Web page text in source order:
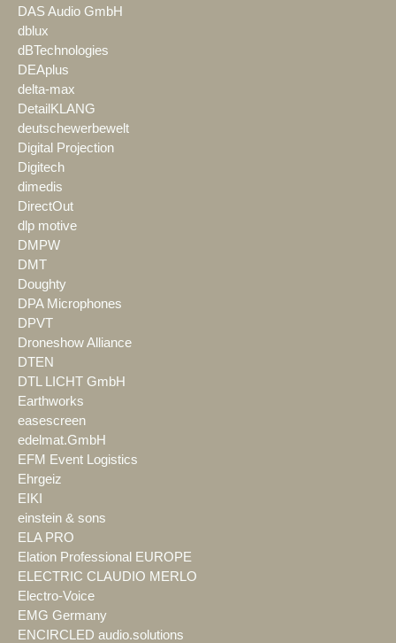
DAS Audio GmbH
dblux
dBTechnologies
DEAplus
delta-max
DetailKLANG
deutschewerbewelt
Digital Projection
Digitech
dimedis
DirectOut
dlp motive
DMPW
DMT
Doughty
DPA Microphones
DPVT
Droneshow Alliance
DTEN
DTL LICHT GmbH
Earthworks
easescreen
edelmat.GmbH
EFM Event Logistics
Ehrgeiz
EIKI
einstein & sons
ELA PRO
Elation Professional EUROPE
ELECTRIC CLAUDIO MERLO
Electro-Voice
EMG Germany
ENCIRCLED audio.solutions